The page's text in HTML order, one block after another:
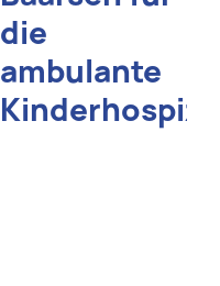
die
ambulante